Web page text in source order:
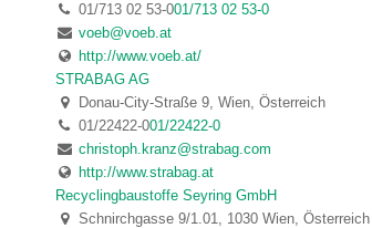
01/713 02 53-001/713 02 53-0
voeb@voeb.at
http://www.voeb.at/
STRABAG AG
Donau-City-Straße 9, Wien, Österreich
01/22422-001/22422-0
christoph.kranz@strabag.com
http://www.strabag.at
Recyclingbaustoffe Seyring GmbH
Schnirchgasse 9/1.01, 1030 Wien, Österreich